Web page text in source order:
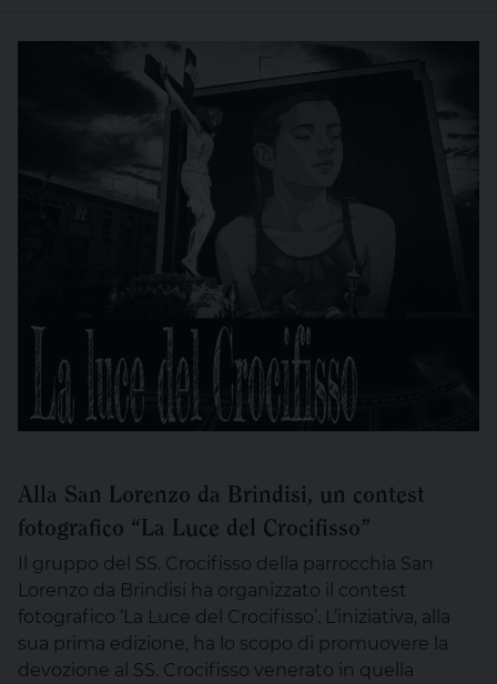
Alla San Lorenzo da Brindisi, un contest
fotografico “La Luce del Crocifisso”
Il gruppo del SS. Crocifisso della parrocchia San
Lorenzo da Brindisi ha organizzato il contest
fotografico ‘La Luce del Crocifisso’. L’iniziativa, alla
sua prima edizione, ha lo scopo di promuovere la
devozione al SS. Crocifisso venerato in quella